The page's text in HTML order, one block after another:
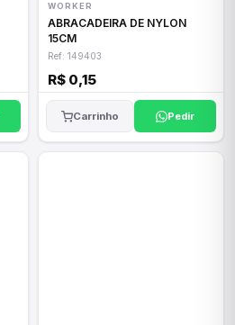
WORKER
ABRACADEIRA DE NYLON
15CM
Ref: 149403
R$ 0,15
Carrinho Pedir